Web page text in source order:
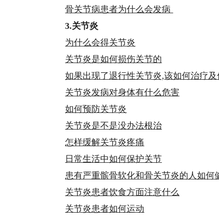
骨关节病患者为什么会发病
3.关节炎
为什么会得关节炎
关节炎是如何损伤关节的
如果出现了退行性关节炎,该如何治疗及
关节炎发病对身体有什么危害
如何预防关节炎
关节炎是不是没办法根治
怎样缓解关节炎疼痛
日常生活中如何保护关节
患有严重髌骨软化和骨关节炎的人如何
关节炎患者饮食方面注意什么
关节炎患者如何运动